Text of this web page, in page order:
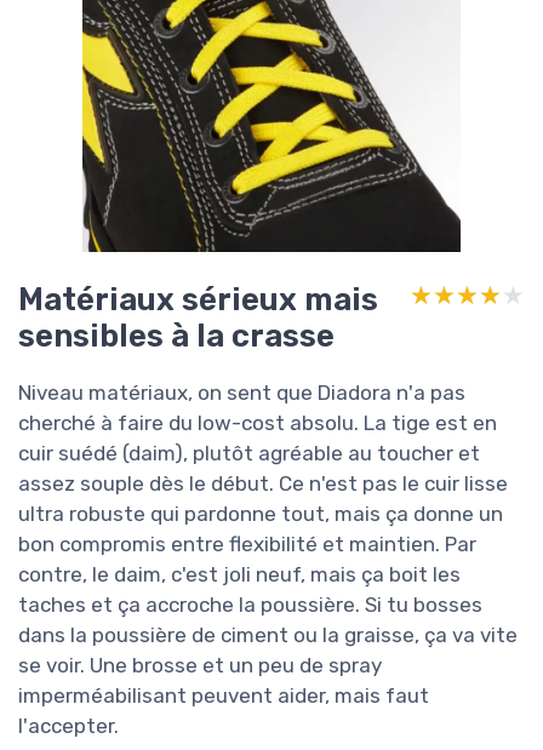
Matériaux sérieux mais
sensibles à la crasse
★★★★★
★★★★★
Niveau matériaux, on sent que Diadora n'a pas
cherché à faire du low-cost absolu. La tige est en
cuir suédé (daim), plutôt agréable au toucher et
assez souple dès le début. Ce n'est pas le cuir lisse
ultra robuste qui pardonne tout, mais ça donne un
bon compromis entre flexibilité et maintien. Par
contre, le daim, c'est joli neuf, mais ça boit les
taches et ça accroche la poussière. Si tu bosses
dans la poussière de ciment ou la graisse, ça va vite
se voir. Une brosse et un peu de spray
imperméabilisant peuvent aider, mais faut
l'accepter.